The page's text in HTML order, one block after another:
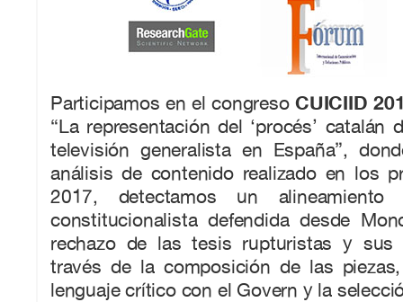
Participamos en el congreso CUICIID
“La representación del ‘procés’ catalán
televisión generalista en España”,
análisis de contenido realizado en los
2017, detectamos un
constitucionalista defendida desde
rechazo de las tesis rupturistas y sus
través de la composición de las
lenguaje crítico con el Govern y la